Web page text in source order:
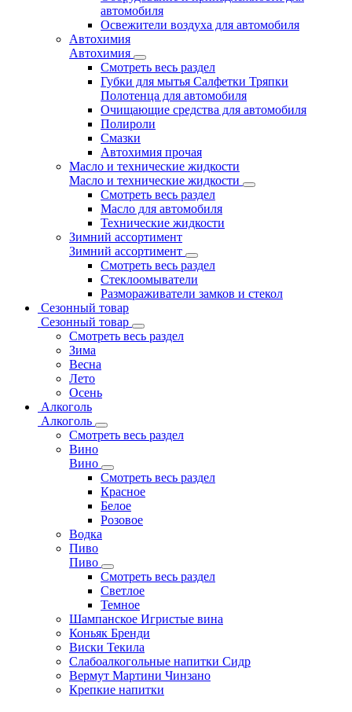
автомобиля
Освежители воздуха для автомобиля
Автохимия
Автохимия
Смотреть весь раздел
Губки для мытья Салфетки Тряпки
Полотенца для автомобиля
Очищающие средства для автомобиля
Полироли
Смазки
Автохимия прочая
Масло и технические жидкости
Масло и технические жидкости
Смотреть весь раздел
Масло для автомобиля
Технические жидкости
Зимний ассортимент
Зимний ассортимент
Смотреть весь раздел
Стеклоомыватели
Размораживатели замков и стекол
Сезонный товар
Сезонный товар
Смотреть весь раздел
Зима
Весна
Лето
Осень
Алкоголь
Алкоголь
Смотреть весь раздел
Вино
Вино
Смотреть весь раздел
Красное
Белое
Розовое
Водка
Пиво
Пиво
Смотреть весь раздел
Cветлое
Темное
Шампанское Игристые вина
Коньяк Бренди
Виски Текила
Слабоалкогольные напитки Сидр
Вермут Мартини Чинзано
Крепкие напитки